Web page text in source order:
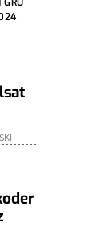
GRU